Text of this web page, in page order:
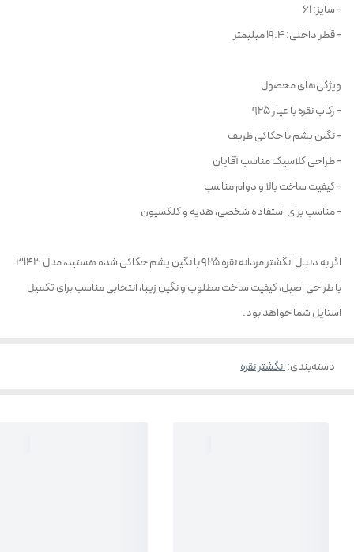
- سایز: 61
- قطر داخلی: 19.4 میلیمتر
ویژگی‌های محصول
- رکاب نقره با عیار 925
- نگین یشم با حکاکی ظریف
- طراحی کلاسیک مناسب آقایان
- کیفیت ساخت بالا و دوام مناسب
- مناسب برای استفاده شخصی، هدیه و کلکسیون
اگر به دنبال انگشتر مردانه نقره 925 با نگین یشم حکاکی شده هستید، مدل 3143
با طراحی اصیل، کیفیت ساخت مطلوب و نگین زیبا، انتخابی مناسب برای تکمیل
استایل شما خواهد بود.
دسته‌بندی:انگشتر نقره